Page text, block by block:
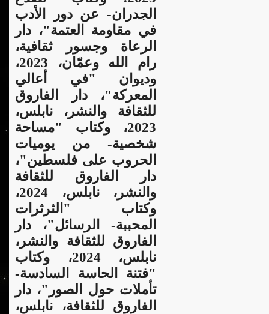
الجدران- عن دور الأدب
في مقاومة العتمة"، دار
الرعاة وجسور ثقافية،
رام الله وعمّان، 2023،
وديوان "في أعالي
المعركة"، دار الفاروق
للثقافة والنشر، نابلس،
2023، وكتاب "مساحة
شخصية- من يوميات
الحروب على فلسطين"،
دار الفاروق للثقافة
والنشر، نابلس، 2024،
وكتاب "الثرثرات
المحببة- الرسائل"، دار
الفاروق للثقافة والنشر،
نابلس، 2024، وكتاب
"فتنة الحاسة السادسة-
تأملات حول الصور"، دار
الفاروق للثقافة، نابلس،